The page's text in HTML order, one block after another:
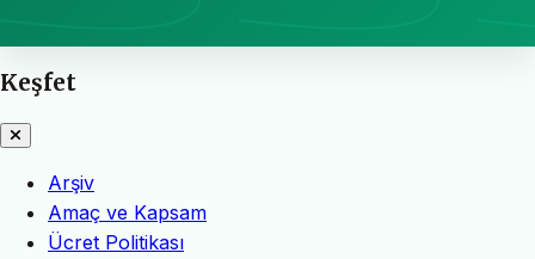
Keşfet
Arşiv
Amaç ve Kapsam
Ücret Politikası